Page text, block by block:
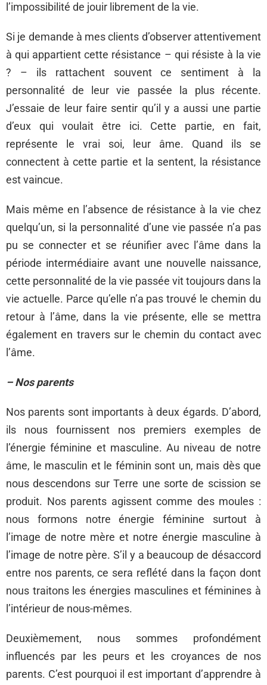
l’impossibilité de jouir librement de la vie.
Si je demande à mes clients d’observer attentivement
à qui appartient cette résistance – qui résiste à la vie
? – ils rattachent souvent ce sentiment à la
personnalité de leur vie passée la plus récente.
J’essaie de leur faire sentir qu’il y a aussi une partie
d’eux qui voulait être ici. Cette partie, en fait,
représente le vrai soi, leur âme. Quand ils se
connectent à cette partie et la sentent, la résistance
est vaincue.
Mais même en l’absence de résistance à la vie chez
quelqu’un, si la personnalité d’une vie passée n’a pas
pu se connecter et se réunifier avec l’âme dans la
période intermédiaire avant une nouvelle naissance,
cette personnalité de la vie passée vit toujours dans la
vie actuelle. Parce qu’elle n’a pas trouvé le chemin du
retour à l’âme, dans la vie présente, elle se mettra
également en travers sur le chemin du contact avec
l’âme.
– Nos parents
Nos parents sont importants à deux égards. D’abord,
ils nous fournissent nos premiers exemples de
l’énergie féminine et masculine. Au niveau de notre
âme, le masculin et le féminin sont un, mais dès que
nous descendons sur Terre une sorte de scission se
produit. Nos parents agissent comme des moules :
nous formons notre énergie féminine surtout à
l’image de notre mère et notre énergie masculine à
l’image de notre père. S’il y a beaucoup de désaccord
entre nos parents, ce sera reflété dans la façon dont
nous traitons les énergies masculines et féminines à
l’intérieur de nous-mêmes.
Deuxièmement, nous sommes profondément
influencés par les peurs et les croyances de nos
parents. C’est pourquoi il est important d’apprendre à